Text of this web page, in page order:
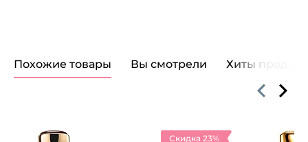
Похожие товары Вы смотрели Хиты продаж
Скидка 23%